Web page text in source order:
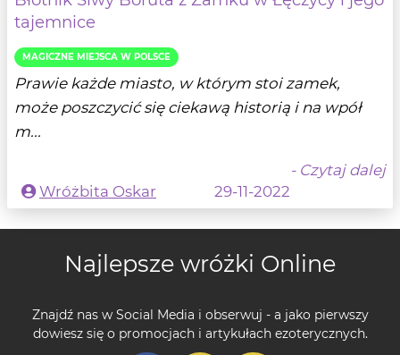
tajemnice
MAGICZNE MIEJSCA W POLSCE
Prawie każde miasto, w którym stoi zamek,
może poszczycić się ciekawą historią i na wpół
m...
- Czytaj dalej
Wróżbita Oskar
29-11-2022
Najlepsze wróżki Online
Znajdź nas w Social Media i obserwuj - a jako pierwszy
dowiesz się o promocjach i artykułach ezoterycznych.